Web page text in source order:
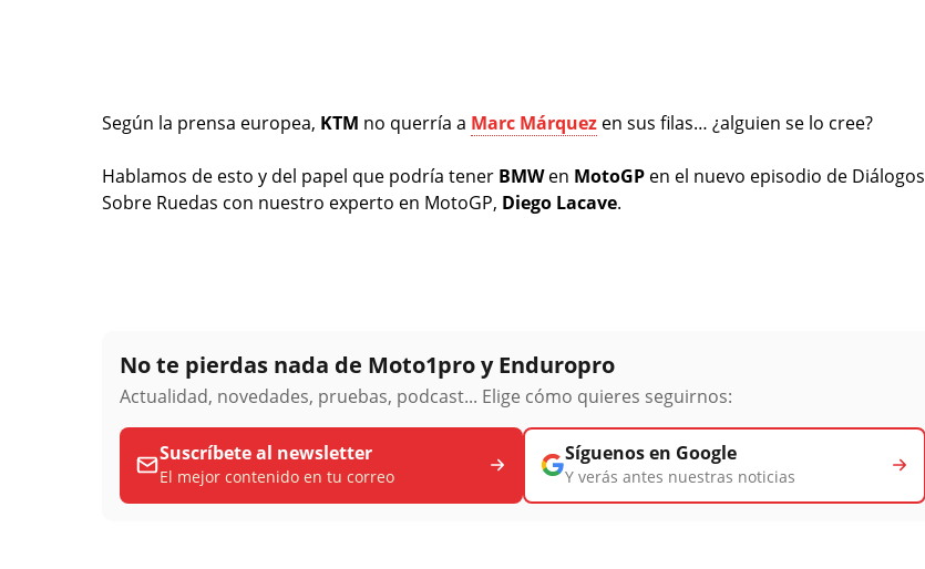
Según la prensa europea, KTM no querría a Marc Márquez en sus filas… ¿alguien se lo cree?
Hablamos de esto y del papel que podría tener BMWen MotoGP en el nuevo episodio de Diálogos
Sobre Ruedas con nuestro experto en MotoGP, Diego Lacave.
No te pierdas nada de Moto1pro y Enduropro
Actualidad, novedades, pruebas, podcast... Elige cómo quieres seguirnos:
Suscríbete al newsletter
El mejor contenido en tu correo
Síguenos en Google
Y verás antes nuestras noticias